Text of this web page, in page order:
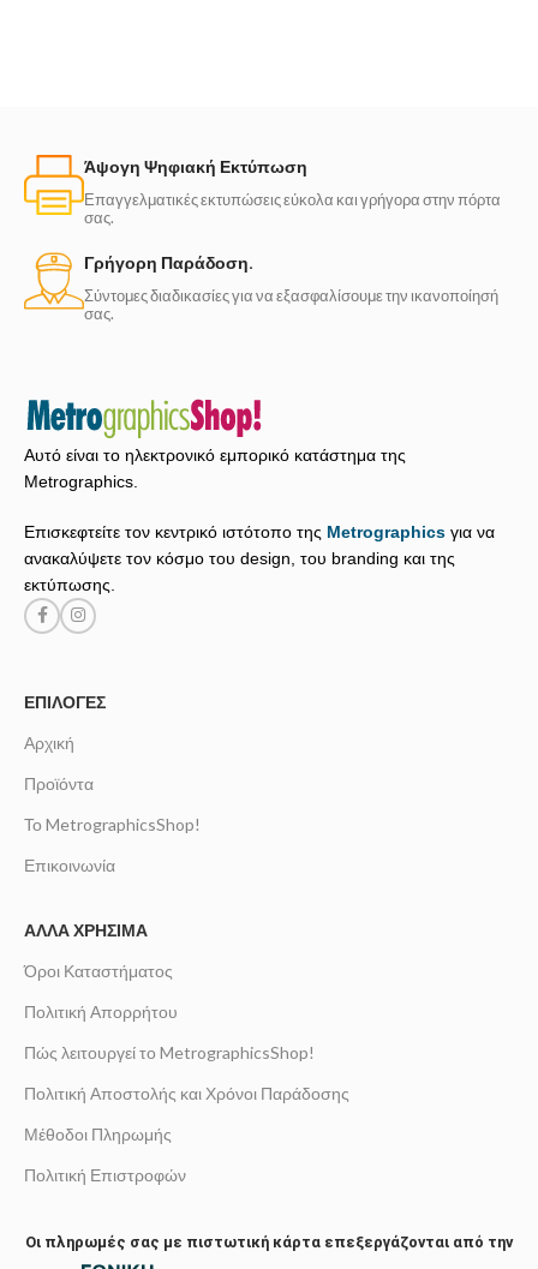
Άψογη Ψηφιακή Εκτύπωση
Επαγγελματικές εκτυπώσεις εύκολα και γρήγορα στην πόρτα
σας.
Γρήγορη Παράδοση.
Σύντομες διαδικασίες για να εξασφαλίσουμε την ικανοποίησή
σας.
Αυτό είναι το ηλεκτρονικό εμπορικό κατάστημα της
Metrographics.
Επισκεφτείτε τον κεντρικό ιστότοπο της Metrographics για να
ανακαλύψετε τον κόσμο του design, του branding και της
εκτύπωσης.
ΕΠΙΛΟΓΈΣ
Αρχική
Προϊόντα
Το MetrographicsShop!
Επικοινωνία
ΆΛΛΑ ΧΡΉΣΙΜΑ
Όροι Καταστήματος
Πολιτική Απορρήτου
Πώς λειτουργεί το MetrographicsShop!
Πολιτική Αποστολής και Χρόνοι Παράδοσης
Μέθοδοι Πληρωμής
Πολιτική Επιστροφών
Οι πληρωμές σας με πιστωτική κάρτα επεξεργάζονται από την